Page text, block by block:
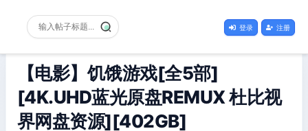
登录 注册
【电影】饥饿游戏[全5部]
[4K.UHD蓝光原盘REMUX 杜比视
界网盘资源][402GB]